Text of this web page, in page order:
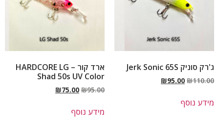
ג'רק סוניק Jerk Sonic 65S
₪110.00
₪95.00
מידע נוסף
ארד קור – HARDCORE LG
Shad 50s UV Color
₪95.00
₪75.00
מידע נוסף